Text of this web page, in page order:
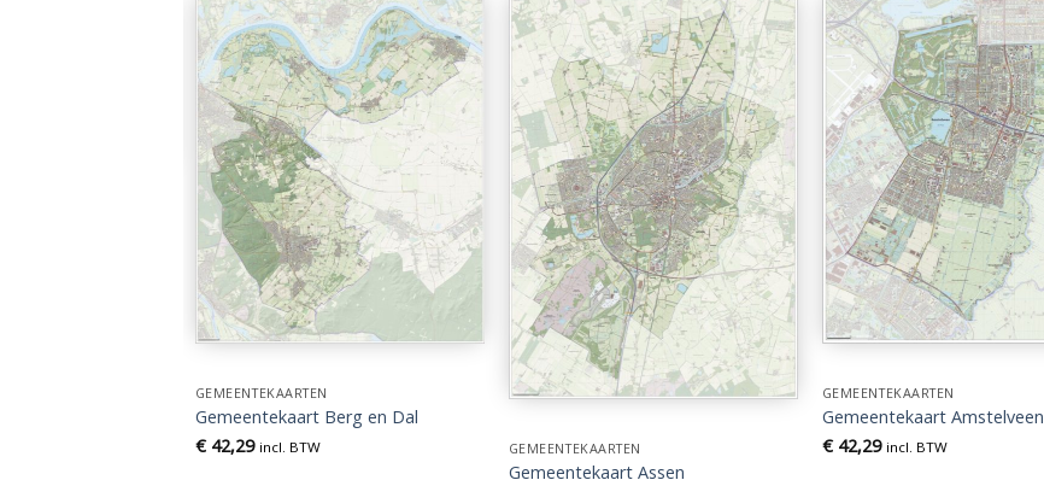
GEMEENTEKAARTEN
Gemeentekaart Berg en Dal
€42,29 incl. BTW GEMEENTEKAARTEN
Gemeentekaart Assen
GEMEENTEKAARTEN
Gemeentekaart Amstelveen
€42,29 incl. BTW